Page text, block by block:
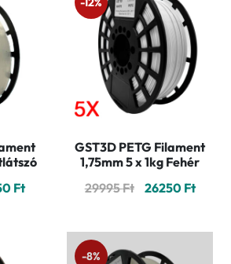
FtCurrent
26250 Ft.
GST3D PETG Filament
1,75mm 5 x 1kg Fehér
29995Ft Original
was:
29995 Ft.
26250 Ft
is:
-8%